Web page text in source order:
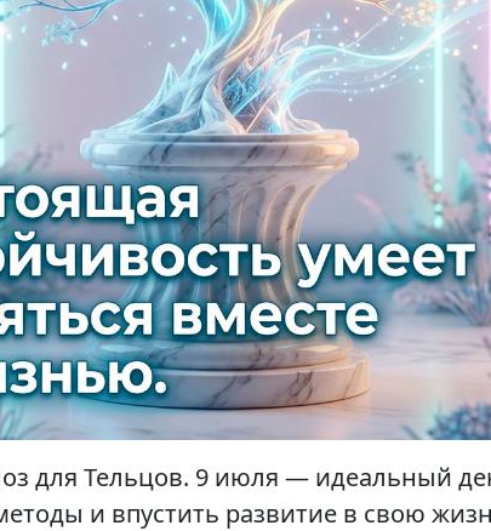
для Тельцов. 9 июля — идеальный
и впустить развитие в свою